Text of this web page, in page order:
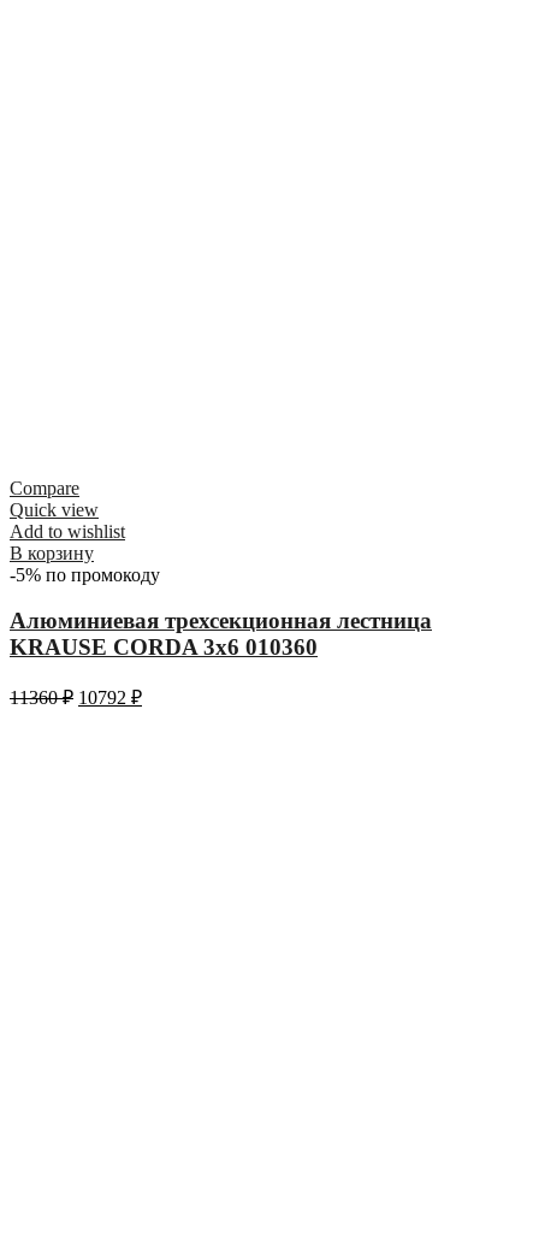
Compare
Quick view
Add to wishlist
В корзину
-5% по промокоду
Алюминиевая трехсекционная лестница
KRAUSE CORDA 3х6 010360
11360₽ 10792 ₽